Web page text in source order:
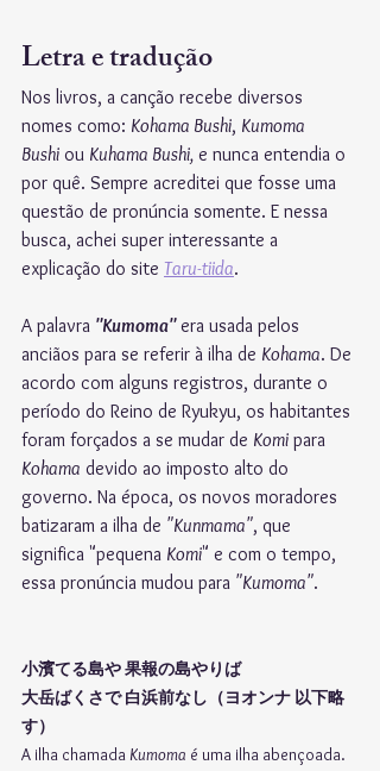
Letra e tradução
Nos livros, a canção recebe diversos
nomes como: Kohama Bushi, Kumoma
Bushi ou Kuhama Bushi, e nunca entendia o
por quê. Sempre acreditei que fosse uma
questão de pronúncia somente. E nessa
busca, achei super interessante a
explicação do site Taru-tiida.
A palavra "Kumoma" era usada pelos
anciãos para se referir à ilha de Kohama. De
acordo com alguns registros, durante o
período do Reino de Ryukyu, os habitantes
foram forçados a se mudar de Komi para
Kohama devido ao imposto alto do
governo. Na época, os novos moradores
batizaram a ilha de "Kunmama", que
significa "pequena Komi" e com o tempo,
essa pronúncia mudou para "Kumoma".
小濱てる島や 果報の島やりば
大岳ばくさで 白浜前なし（ヨオンナ 以下略
す）
A ilha chamada Kumoma é uma ilha abençoada.